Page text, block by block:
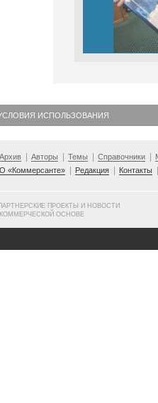
ИСПОЛЬЗОВАНИЯ
Архив Авторы Темы Справочники
О «Коммерсанте»
Редакция Контакты
ПРОЕКТЫ И НОВОСТИ
ОСНОВЕ